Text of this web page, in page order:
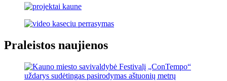
Praleistos naujienos